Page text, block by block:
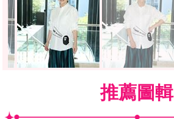
推薦圖輯